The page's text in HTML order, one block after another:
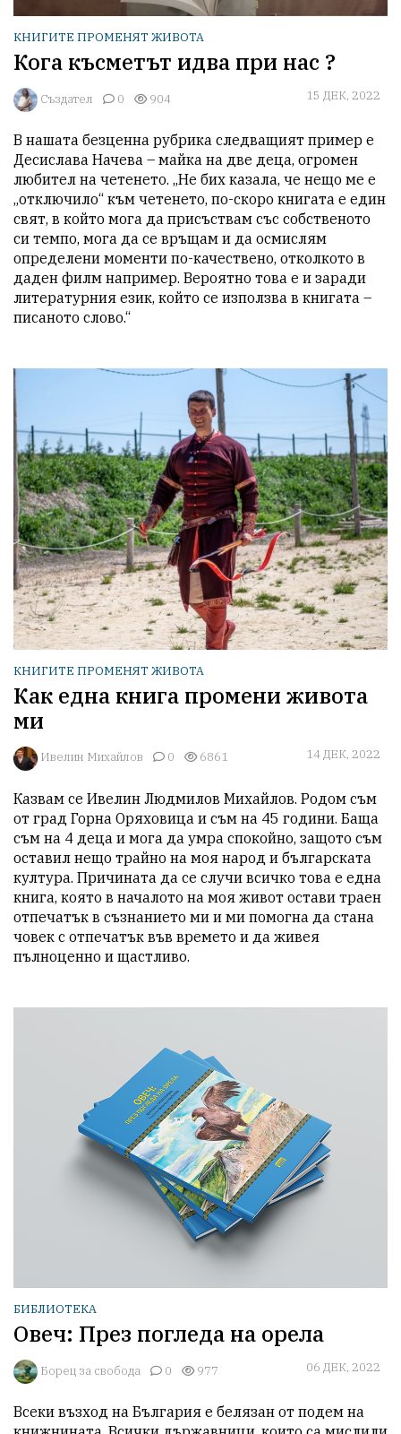
КНИГИТЕ ПРОМЕНЯТ ЖИВОТА
Кога късметът идва при нас ?
Създател 0 904 15 ДЕК, 2022
В нашата безценна рубрика следващият пример е
Десислава Начева – майка на две деца, огромен
любител на четенето. „Не бих казала, че нещо ме е
„отключило“ към четенето, по-скоро книгата е един
свят, в който мога да присъствам със собственото
си темпо, мога да се връщам и да осмислям
определени моменти по-качествено, отколкото в
даден филм например. Вероятно това е и заради
литературния език, който се използва в книгата –
КНИГИТЕ ПРОМЕНЯТ ЖИВОТА
Как една книга промени живота
ми
Ивелин Михайлов 0 6861 14 ДЕК, 2022
Казвам се Ивелин Людмилов Михайлов. Родом съм
от град Горна Оряховица и съм на 45 години. Баща
съм на 4 деца и мога да умра спокойно, защото съм
оставил нещо трайно на моя народ и българската
култура. Причината да се случи всичко това е една
книга, която в началото на моя живот остави траен
отпечатък в съзнанието ми и ми помогна да стана
човек с отпечатък във времето и да живея
пълноценно и щастливо.
БИБЛИОТЕКА
Овеч: През погледа на орела
Борец за свобода 0 977 06 ДЕК, 2022
Всеки възход на България е белязан от подем на